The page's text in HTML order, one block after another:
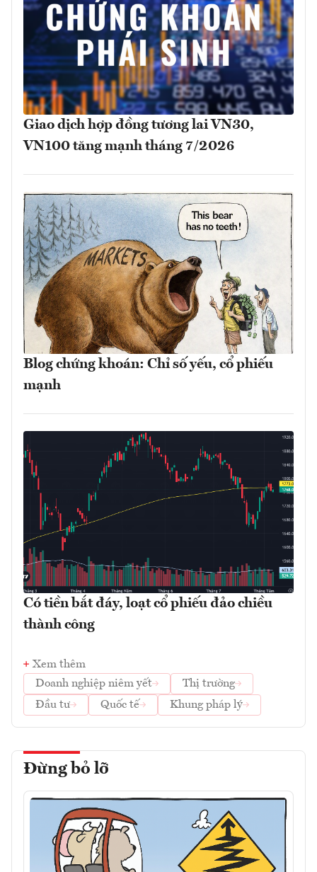
Giao dịch hợp đồng tương lai VN30,
VN100 tăng mạnh tháng 7/2026
Blog chứng khoán: Chỉ số yếu, cổ phiếu
mạnh
Có tiền bắt đáy, loạt cổ phiếu đảo chiều
thành công
Xem thêm
Doanh nghiệp niêm yết
Thị trường
Đầu tư
Quốc tế Khung pháp lý
Đừng bỏ lỡ